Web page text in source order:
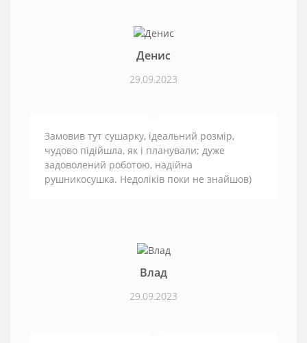
Денис
29.09.2023
Замовив тут сушарку, ідеальний розмір,
чудово підійшла, як і планували; дуже
задоволений роботою, надійна
рушникосушка. Недоліків поки не знайшов)
Влад
29.09.2023